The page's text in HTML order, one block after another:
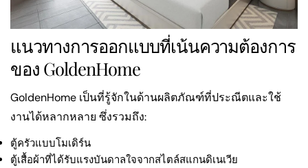
แนวทางการออกแบบที่เน้นความต้องการ
ของ GoldenHome
GoldenHome เป็นที่รู้จักในด้านผลิตภัณฑ์ที่ประณีตและใช้
งานได้หลากหลาย ซึ่งรวมถึง:
ตู้ครัวแบบโมเดิร์น
ตู้เสื้อผ้าที่ได้รับแรงบันดาลใจจากสไตล์สแกนดิเนเวีย